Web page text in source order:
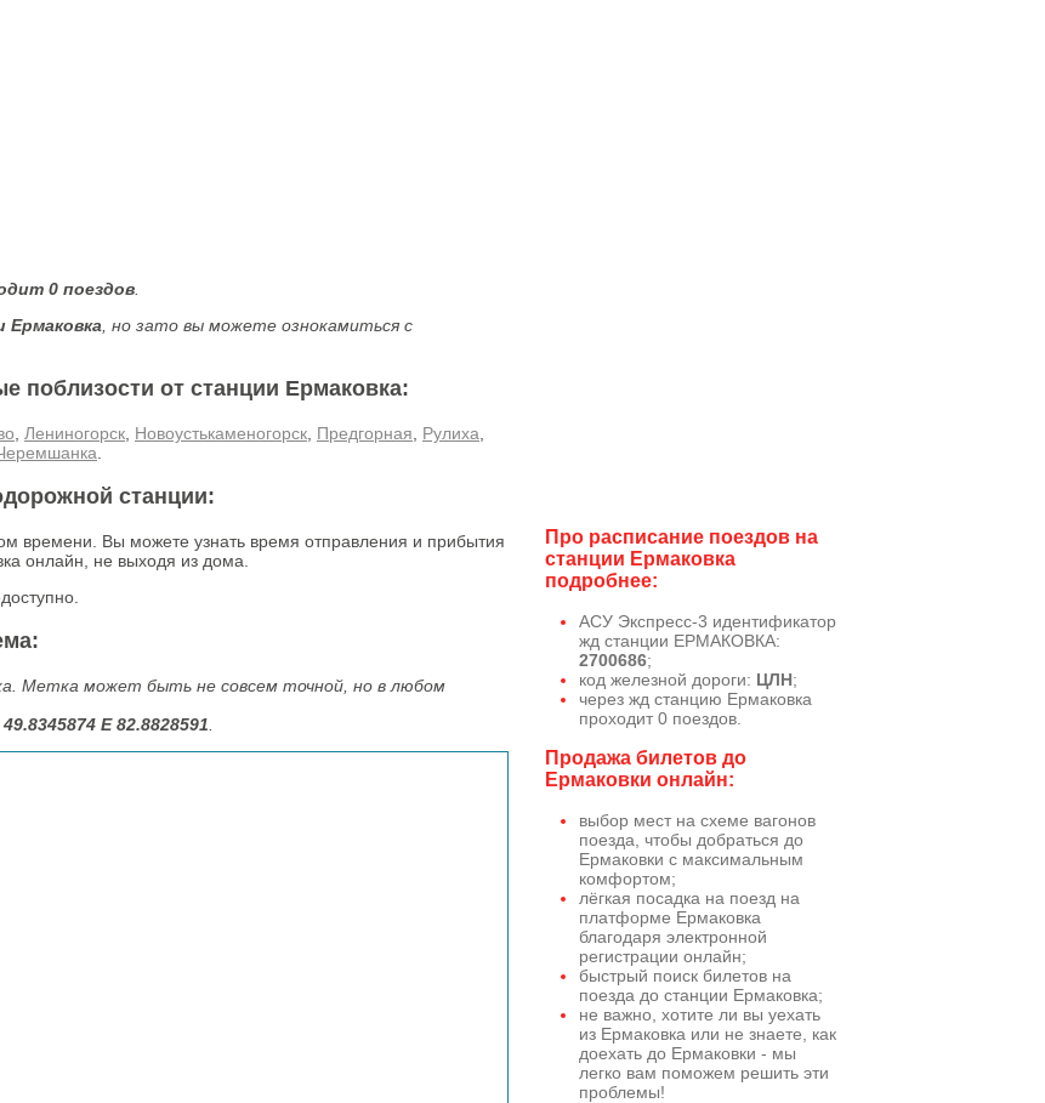
0 поездов
Ермаковка , но зато вы можете ознокамиться с
поблизости от станции Ермаковка:
Лениногорск Новоустькаменогорск Предгорная Рулиха
станции:
времени. Вы можете узнать время отправления и прибытия
онлайн, не выходя из дома.
Метка может быть не совсем точной, но в любом
49.8345874 E 82.8828591
Про расписание поездов на
станции Ермаковка
подробнее:
АСУ Экспресс-3 идентификатор
жд станции ЕРМАКОВКА:
2700686;
код железной дороги: ЦЛН;
через жд станцию Ермаковка
проходит 0 поездов.
Продажа билетов до
Ермаковки онлайн:
выбор мест на схеме вагонов
поезда, чтобы добраться до
Ермаковки с максимальным
комфортом;
лёгкая посадка на поезд на
платформе Ермаковка
благодаря электронной
регистрации онлайн;
быстрый поиск билетов на
поезда до станции Ермаковка;
не важно, хотите ли вы уехать
из Ермаковка или не знаете, как
доехать до Ермаковки - мы
легко вам поможем решить эти
проблемы!